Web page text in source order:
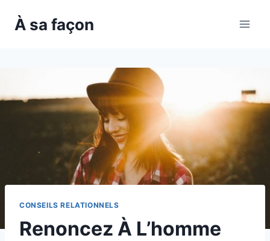
À sa façon
CONSEILS RELATIONNELS
Renoncez À L’homme